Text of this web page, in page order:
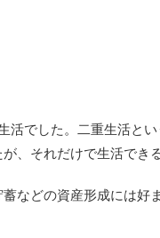
活でした。二重生活と
、それだけで生活でき
などの資産形成には好